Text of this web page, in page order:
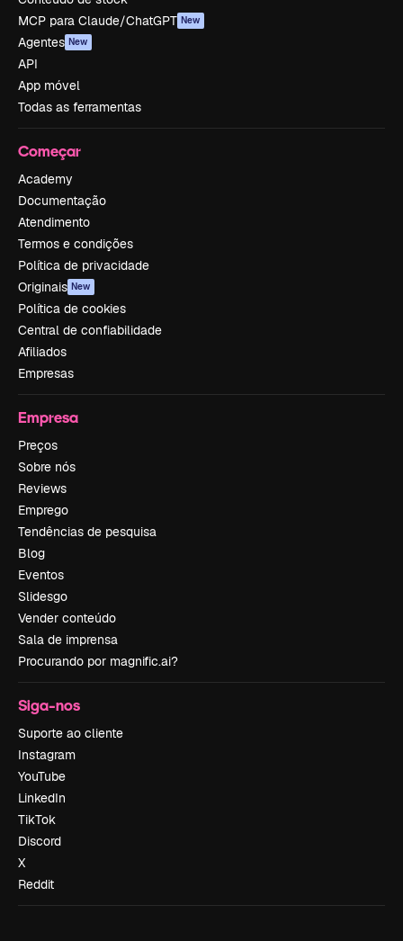
MCP para Claude/ChatGPT New
Agentes New
API
App móvel
Todas as ferramentas
Começar
Academy
Documentação
Atendimento
Termos e condições
Política de privacidade
Originais New
Política de cookies
Central de confiabilidade
Afiliados
Empresas
Empresa
Preços
Sobre nós
Reviews
Emprego
Tendências de pesquisa
Blog
Eventos
Slidesgo
Vender conteúdo
Sala de imprensa
Procurando por magnific.ai?
Siga-nos
Suporte ao cliente
Instagram
YouTube
LinkedIn
TikTok
Discord
X
Reddit